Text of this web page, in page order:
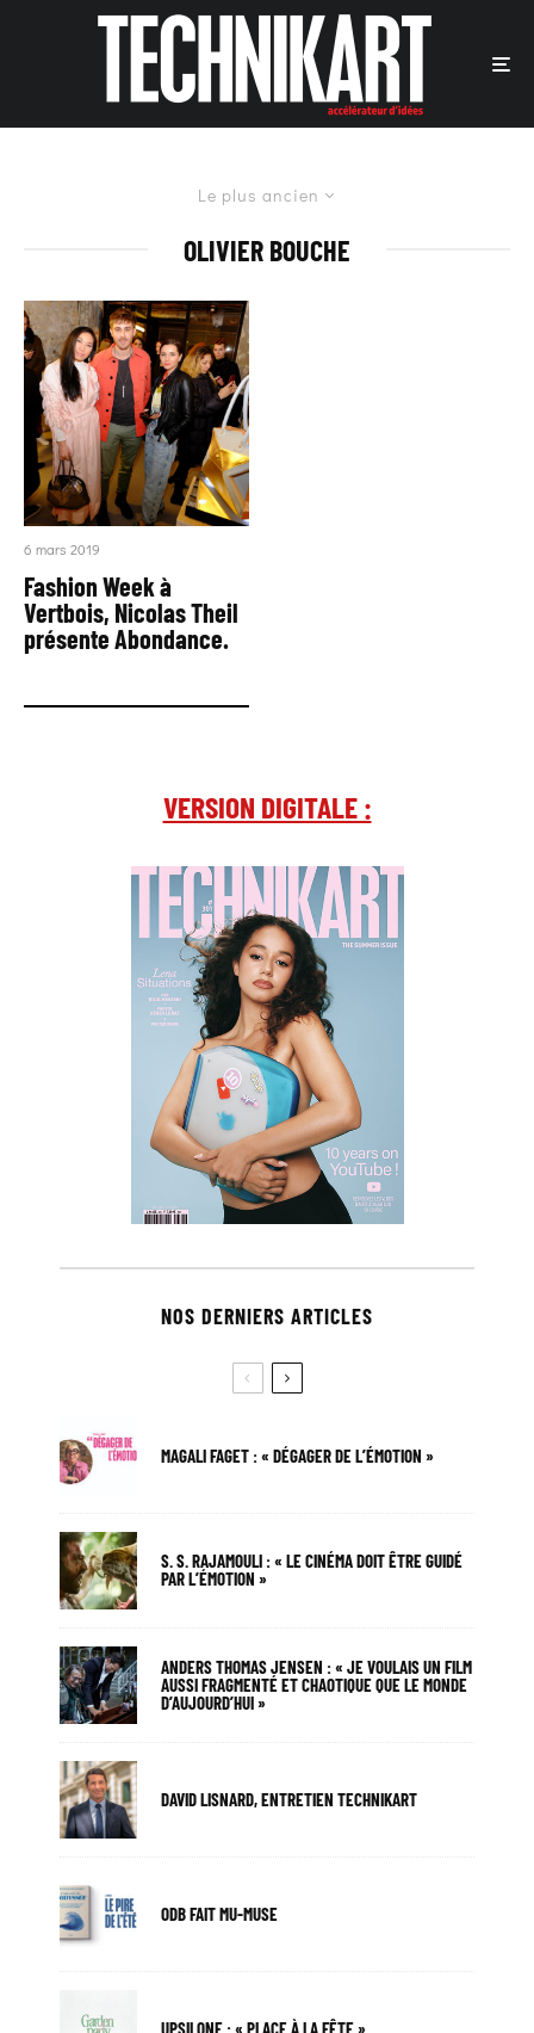
Le plus ancien
OLIVIER BOUCHE
6 mars 2019
Fashion Week à
Vertbois, Nicolas Theil
présente Abondance.
VERSION DIGITALE :
NOS DERNIERS ARTICLES
MAGALI FAGET : « DÉGAGER DE L’ÉMOTION »
S. S. RAJAMOULI : « LE CINÉMA DOIT ÊTRE GUIDÉ
PAR L’ÉMOTION »
ANDERS THOMAS JENSEN : « JE VOULAIS UN FILM
AUSSI FRAGMENTÉ ET CHAOTIQUE QUE LE MONDE
D’AUJOURD’HUI »
DAVID LISNARD, ENTRETIEN TECHNIKART
ODB FAIT MU-MUSE
UPSILONE : « PLACE À LA FÊTE »